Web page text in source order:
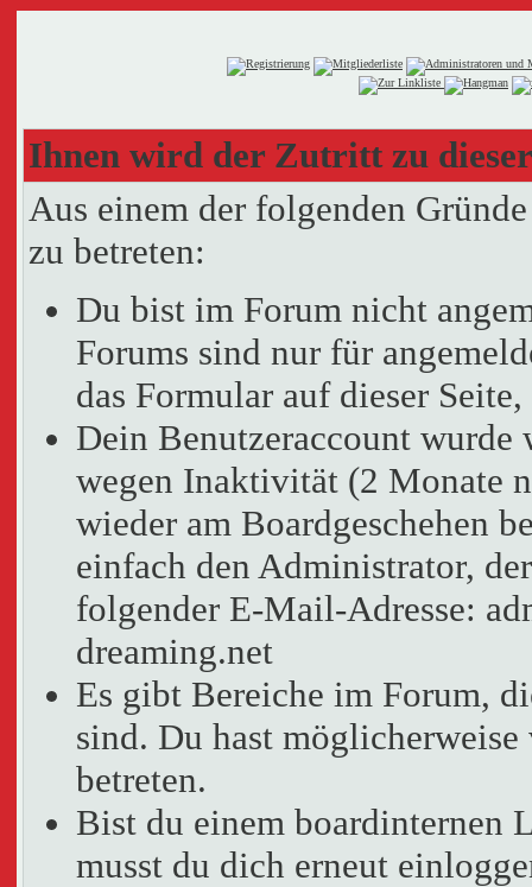
Ihnen wird der Zutritt zu
Aus einem der folgenden
zu betreten:
Du bist im Forum nicht
Forums sind nur für
das Formular auf dieser
Dein Benutzeraccount wurde
wegen Inaktivität (2 Monate
wieder am Boardgeschehen
einfach den Administrator,
folgender E-Mail-Adresse:
dreaming.net
Es gibt Bereiche im Forum,
sind. Du hast
betreten.
Bist du einem boardinternen
musst du dich erneut